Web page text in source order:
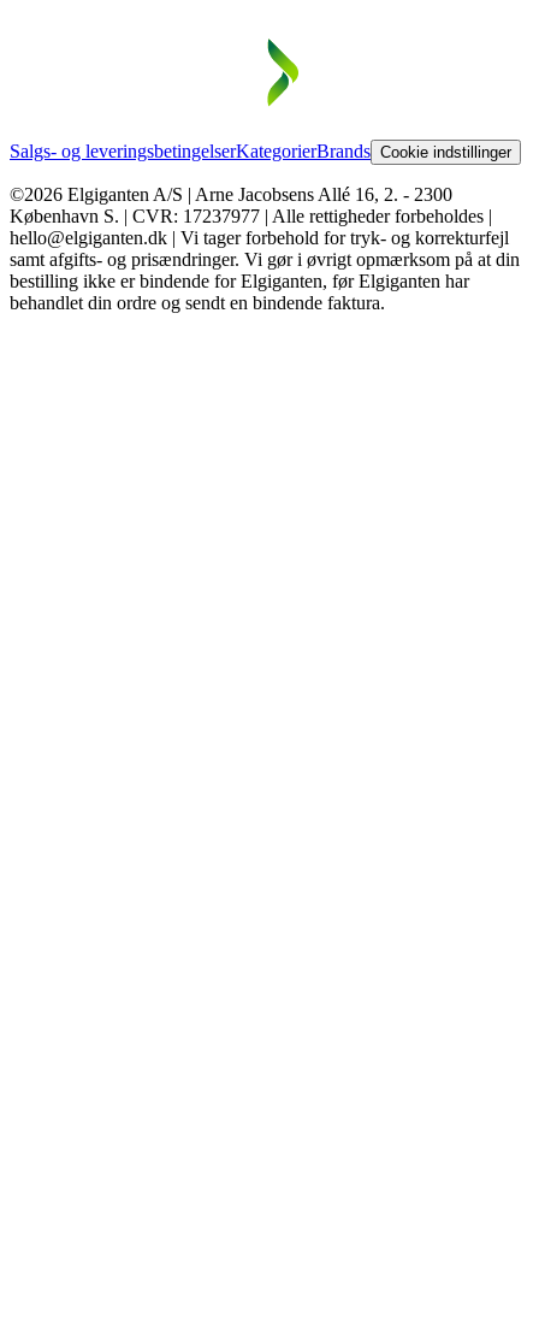
Salgs- og leveringsbetingelserKategorierBrands Cookie indstillinger
©2026 Elgiganten A/S | Arne Jacobsens Allé 16, 2. - 2300
København S. | CVR: 17237977 | Alle rettigheder forbeholdes |
hello@elgiganten.dk | Vi tager forbehold for tryk- og korrekturfejl
samt afgifts- og prisændringer. Vi gør i øvrigt opmærksom på at din
bestilling ikke er bindende for Elgiganten, før Elgiganten har
behandlet din ordre og sendt en bindende faktura.